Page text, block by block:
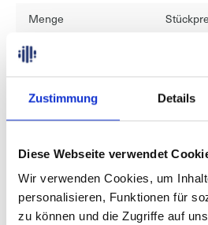
Zustimmung Details
Diese Webseite verwendet
Wir verwenden Cookies, um
personalisieren, Funktionen für
zu können und die Zugriffe auf
Menge
Bis
zzgl. USt. und Versandkosten, Inhalt:1
Versandkostenfrei innerhalb
In